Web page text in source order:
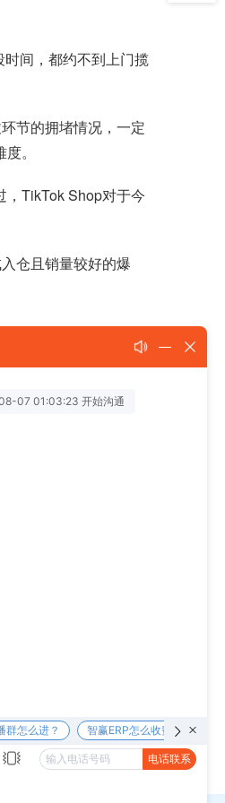
间，都约不到上门揽
节的拥堵情况，一定
。
TikTok Shop对于今
仓且销量较好的爆
承担后，有供应链
更新的TikTok Shop
欧美市场旺盛的购买
今年TikTok Shop卖